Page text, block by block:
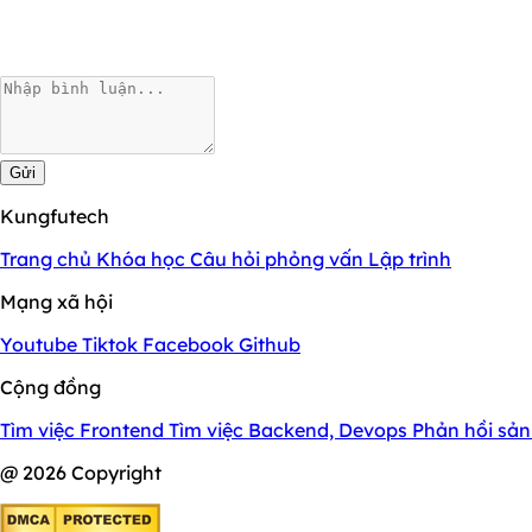
Gửi
Kungfutech
Trang chủ Khóa học Câu hỏi phỏng vấn Lập trình
Mạng xã hội
Youtube Tiktok Facebook Github
Cộng đồng
Tìm việc Frontend Tìm việc Backend, Devops Phản hồi
@ 2026 Copyright